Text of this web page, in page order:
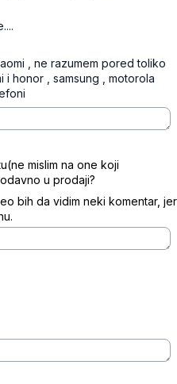
, ne razumem pored toliko
honor , samsung , motorola
mislim na one koji
u prodaji?
bih da vidim neki komentar, jer